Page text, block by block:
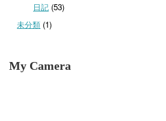
日記(53)
未分類 (1)
My Camera